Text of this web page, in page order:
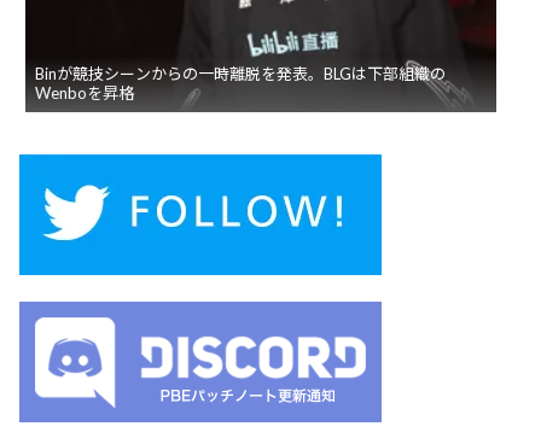
Binが競技シーンからの一時離脱を発表。BLGは下部組織の
Wenboを昇格